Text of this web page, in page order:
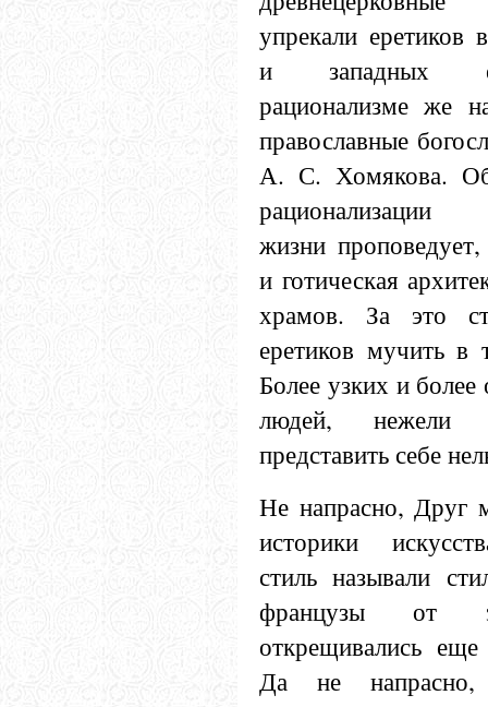
упрекали еретиков
и западных
рационализме же
православные
А. С. Хомякова.
рационализации
жизни
и готическая
храмов. За это
еретиков мучить в
Более узких и
людей, нежели
представить себе
Не напрасно, Друг
историки
стиль называли
французы от
открещивались
Да не